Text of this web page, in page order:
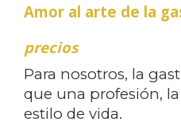
Amor al arte de la
precios
Para nosotros, la
que una profesión,
estilo de vida.